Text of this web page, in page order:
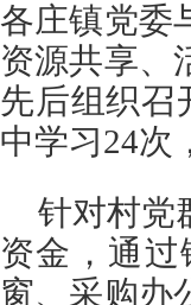
各庄镇党委
资源共享、
先后组织召
中学习24次
针对村党
资金，通
窗、采购办